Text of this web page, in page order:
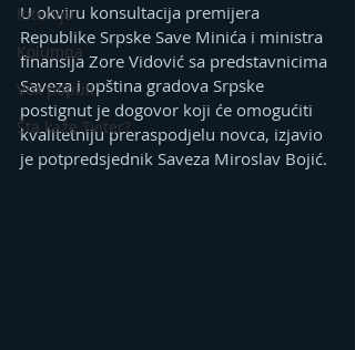
Intervju
Kolumna
Vox populi
Šta kaže Tviter?
U okviru konsultacija premijera
Republike Srpske Save Minića i ministra
finansija Zore Vidović sa predstavnicima
Saveza i opština gradova Srpske
postignut je dogovor koji će omogućiti
kvalitetniju preraspodjelu novca, izjavio
je potpredsjednik Saveza Miroslav Bojić.